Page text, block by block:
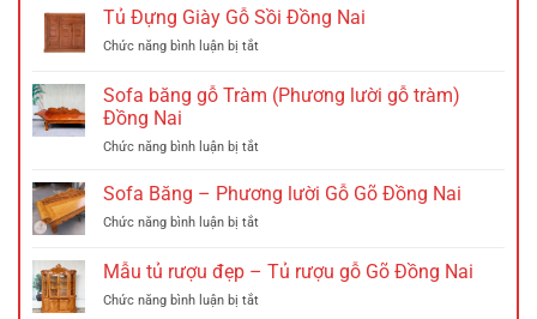
Tủ Đựng Giày Gỗ Sồi Đồng Nai
Chức năng bình luận bị tắtở
Đựng
Giày
Sồi
Nai
Sofa băng gỗ Tràm (Phương lười gỗ tràm)
Đồng Nai
Chức năng bình luận bị tắtở
băng
Tràm
lười
tràm)
Sofa Băng – Phương lười Gỗ Gõ Đồng Nai
Chức năng bình luận bị tắtở
Băng
Phương
Mẫu tủ rượu đẹp – Tủ rượu gỗ Gõ Đồng Nai
Chức năng bình luận bị tắtở